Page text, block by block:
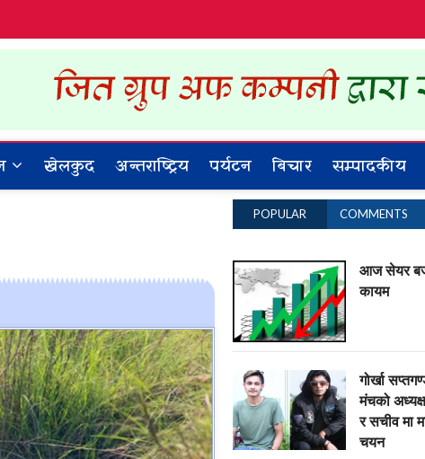
Khabar
IN NEPAL
खेलकुद अन्तराष्ट्रिय पर्यटन बिचार सम्पादकीय
POPULAR COMMENTS
आज सेयर
कायम
गोर्खा
मंचको
र सचीव मा
चयन